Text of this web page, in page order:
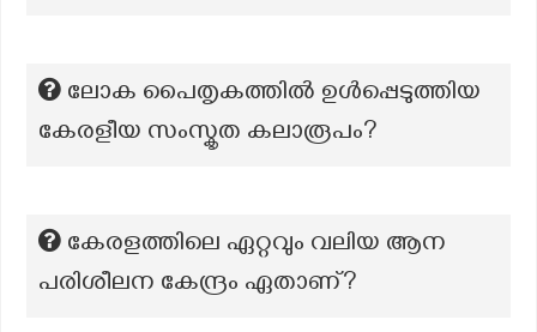
ലോക പൈതൃകത്തിൽ ഉൾപ്പെടുത്തിയ
കേരളീയ സംസ്കൃത കലാരൂപം?
കേരളത്തിലെ ഏറ്റവും വലിയ ആന
പരിശീലന കേന്ദ്രം ഏതാണ്?